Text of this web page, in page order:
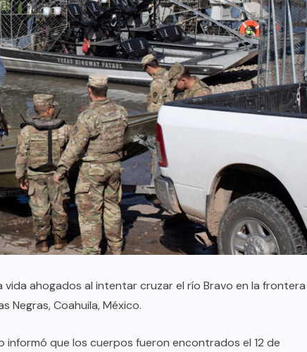
ahogados al intentar cruzar el río Bravo en la frontera
Negras, Coahuila, México.
informó que los cuerpos fueron encontrados el 12 de